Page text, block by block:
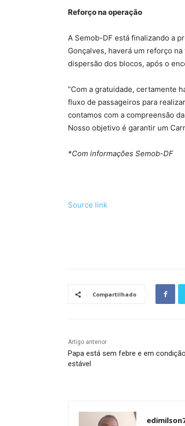
Reforço na operação
A Semob-DF está finalizando a
Gonçalves, haverá um reforço
dispersão dos blocos, após o
“Com a gratuidade, certamente
fluxo de passageiros para
contamos com a compreensão
Nosso objetivo é garantir um
*Com informações Semob-DF
Source link
Compartilhado
Artigo anterior
Papa está sem febre e em
estável